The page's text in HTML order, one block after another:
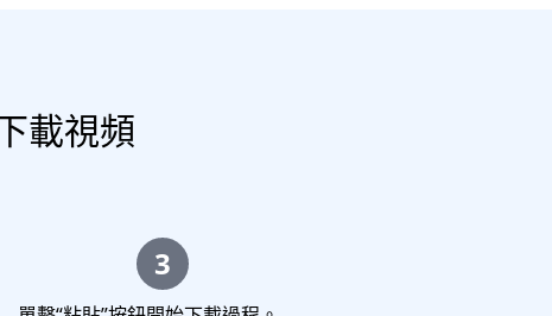
載視頻
3